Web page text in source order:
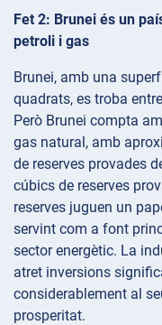
Fet 2: Brunei és un
petroli i gas
Brunei, amb una
quadrats, es troba
Però Brunei compta
gas natural, amb
de reserves provades
cúbics de reserves
reserves juguen un
servint com a font
sector energètic. La
atret inversions
considerablement al
prosperitat.